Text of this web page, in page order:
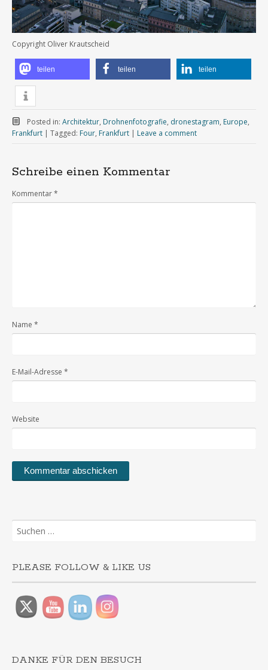
Copyright Oliver Krautscheid
teilen teilen teilen
Posted in: Architektur, Drohnenfotografie, dronestagram, Europe,
Frankfurt | Tagged: Four, Frankfurt | Leave a comment
Schreibe einen Kommentar
Kommentar*
Name *
E-Mail-Adresse *
Website
Suchen
nach:
PLEASE FOLLOW & LIKE US
DANKE FÜR DEN BESUCH